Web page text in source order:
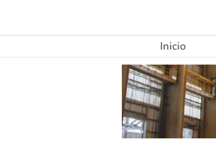
Inicio